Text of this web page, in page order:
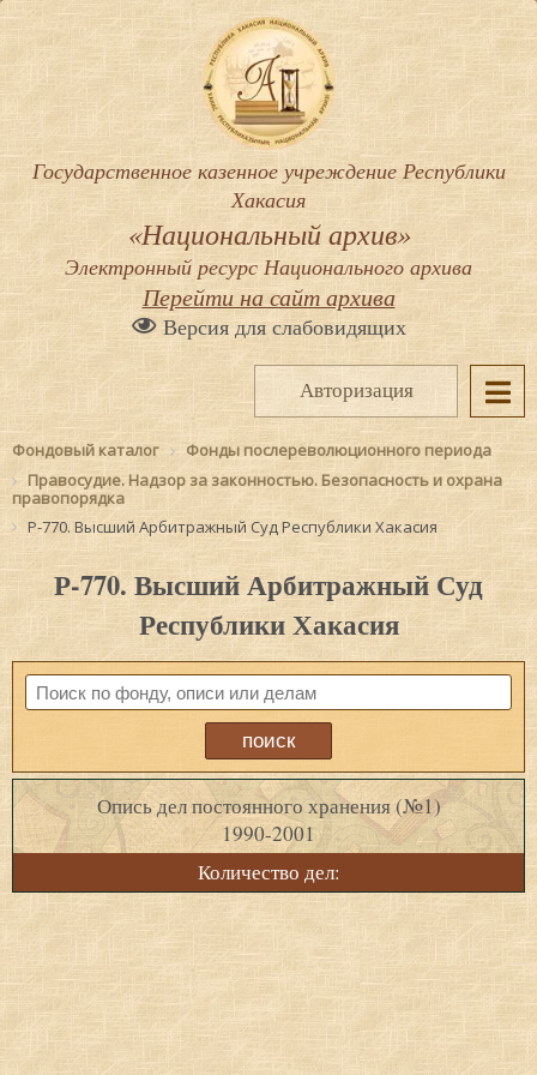
Государственное казенное учреждение Республики
Хакасия
«Национальный архив»
Электронный ресурс Национального архива
Перейти на сайт архива
Версия для слабовидящих
Авторизация
Фондовый каталог
Фонды послереволюционного периода
Правосудие. Надзор за законностью. Безопасность и охрана
правопорядка
Р-770. Высший Арбитражный Суд Республики Хакасия
Р-770. Высший Арбитражный Суд
Республики Хакасия
Опись дел постоянного хранения (№1)
1990-2001
Количество дел: